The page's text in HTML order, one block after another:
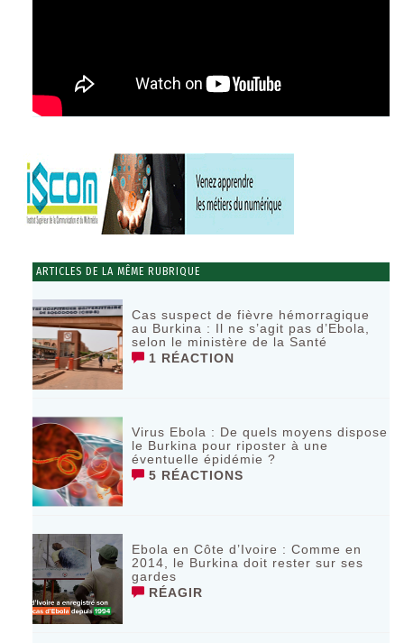
ARTICLES DE LA MÊME RUBRIQUE
Cas suspect de fièvre hémorragique
au Burkina : Il ne s’agit pas d’Ebola,
selon le ministère de la Santé
1 RÉACTION
Virus Ebola : De quels moyens dispose
le Burkina pour riposter à une
éventuelle épidémie ?
5 RÉACTIONS
Ebola en Côte d’Ivoire : Comme en
2014, le Burkina doit rester sur ses
gardes
RÉAGIR